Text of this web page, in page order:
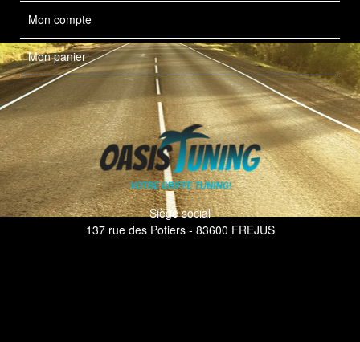
Mon compte
Mon panier
Siège social
137 rue des Potiers - 83600 FREJUS